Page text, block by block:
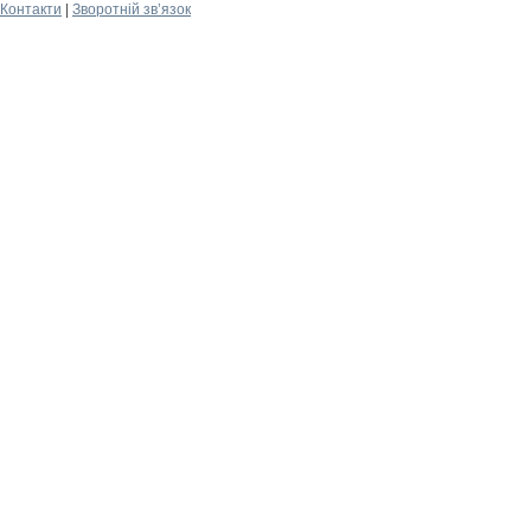
Контакти
Зворотній зв’язок